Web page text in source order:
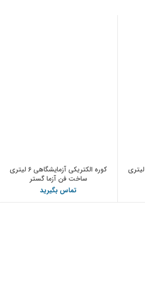
کوره الکتریکی آزمایشگاهی 8 لیتری
کوره الکتریکی آزمایشگاهی 6 لیتری
ساخت فن آزما گستر
تماس بگیرید